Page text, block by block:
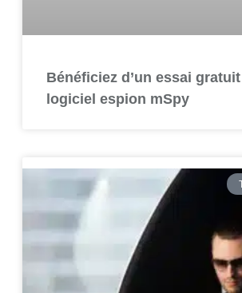
Bénéficiez d’un essai
logiciel espion mSpy